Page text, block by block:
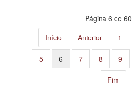
Página 6 de 60
Início
Anterior 1
5 6 7 8 9
Fim